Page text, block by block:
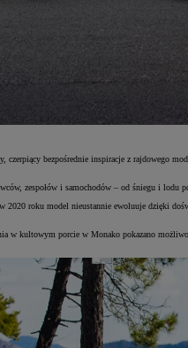
czerpiący bezpośrednie inspiracje z
zespołów i samochodów – od śniegu i
2020 roku model nieustannie ewoluuje dzięki
w kultowym porcie w Monako pokazano